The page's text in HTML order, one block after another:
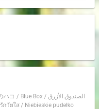
ハコ / Blue Box/ الصندوق الأزرق
กวัยใส/ Niebieskie pudełko